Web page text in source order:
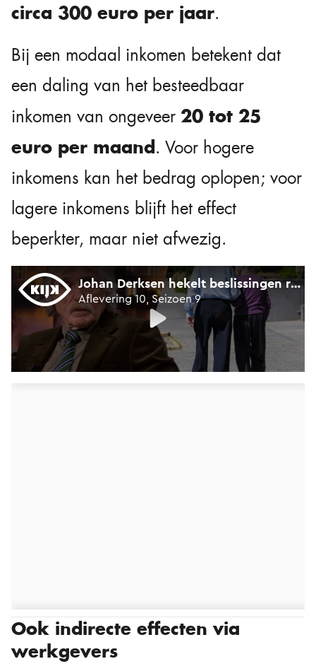
circa 300 euro per jaar.
Bij een modaal inkomen betekent dat
een daling van het besteedbaar
inkomen van ongeveer 20 tot 25
euro per maand. Voor hogere
inkomens kan het bedrag oplopen; voor
lagere inkomens blijft het effect
beperkter, maar niet afwezig.
Ook indirecte effecten via
werkgevers